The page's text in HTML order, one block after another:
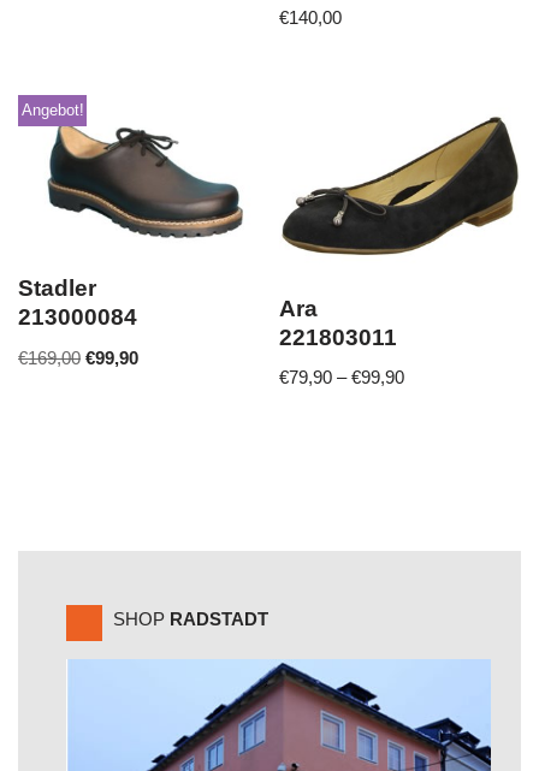
€140,00
Angebot!
Stadler
213000084
€169,00 €99,90
Ara
221803011
€79,90 –€99,90
SHOP RADSTADT